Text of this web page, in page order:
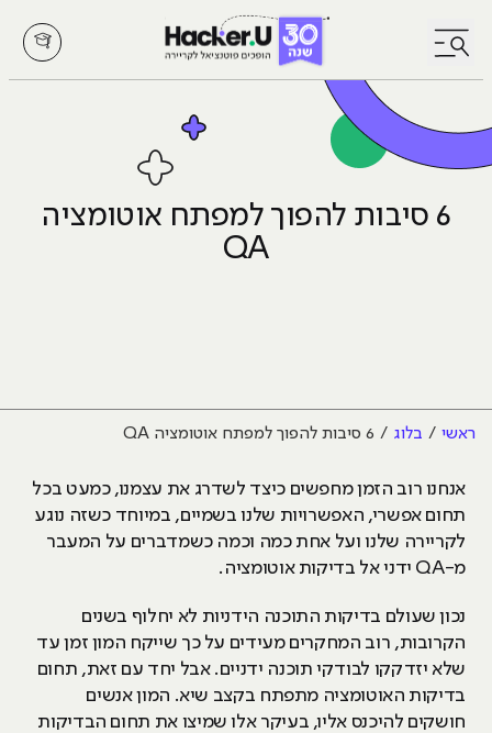
לחץ לפתיחת/סגירת תפריט
6 סיבות להפוך למפתח אוטומציה
QA
ראשי בלוג 6 סיבות להפוך למפתח אוטומציה QA
אנחנו רוב הזמן מחפשים כיצד לשדרג את עצמנו, כמעט בכל
תחום אפשרי, האפשרויות שלנו בשמיים, במיוחד כשזה נוגע
לקריירה שלנו ועל אחת כמה וכמה כשמדברים על המעבר
מ-QA ידני אל בדיקות אוטומציה.
נכון שעולם בדיקות התוכנה הידניות לא יחלוף בשנים
הקרובות, רוב המחקרים מעידים על כך שייקח המון זמן עד
שלא יזדקקו לבודקי תוכנה ידניים. אבל יחד עם זאת, תחום
בדיקות האוטומציה מתפתח בקצב שיא. המון אנשים
חושקים להיכנס אליו, בעיקר אלו שמיצו את תחום הבדיקות